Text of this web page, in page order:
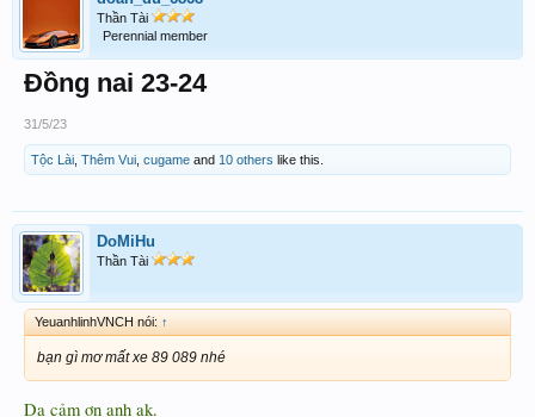
Thần Tài
Perennial member
Đồng nai 23-24
31/5/23
Tộc Lài Thêm Vui cugame and 10 others like this.
DoMiHu
Thần Tài
YeuanhlinhVNCH nói: ↑
bạn gì mơ mất xe 89 089 nhé
Dạ cảm ơn anh ak.